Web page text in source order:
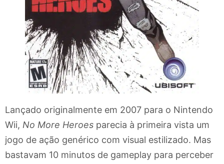
Lançado originalmente em 2007 para o Nintendo
Wii, No More Heroes parecia à primeira vista um
jogo de ação genérico com visual estilizado. Mas
bastavam 10 minutos de gameplay para perceber